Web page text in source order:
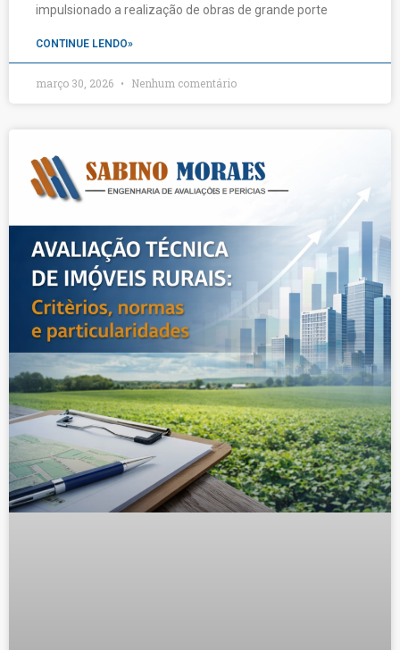
impulsionado a realização de obras de grande porte
CONTINUE LENDO»
março 30, 2026 Nenhum comentário